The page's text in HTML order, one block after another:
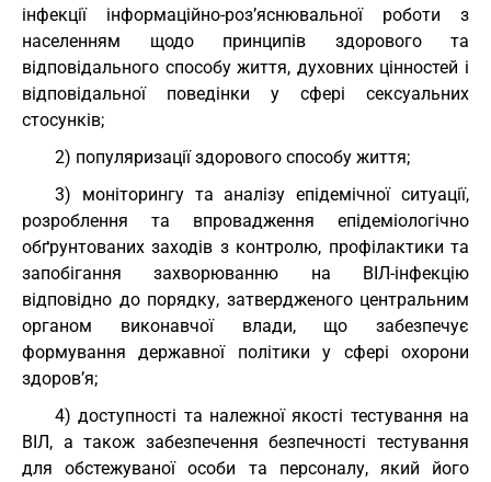
інфекції інформаційно-роз’яснювальної роботи з
населенням щодо принципів здорового та
відповідального способу життя, духовних цінностей і
відповідальної поведінки у сфері сексуальних
стосунків;
2) популяризації здорового способу життя;
3) моніторингу та аналізу епідемічної ситуації,
розроблення та впровадження епідеміологічно
обґрунтованих заходів з контролю, профілактики та
запобігання захворюванню на ВІЛ-інфекцію
відповідно до порядку, затвердженого центральним
органом виконавчої влади, що забезпечує
формування державної політики у сфері охорони
здоров’я;
4) доступності та належної якості тестування на
ВІЛ, а також забезпечення безпечності тестування
для обстежуваної особи та персоналу, який його